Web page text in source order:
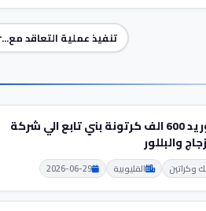
تنفيذ عملية التعاقد مع...
تنفيذ عملية توريد 600 الف كرتونة بني تابع الي شركة
والبللور
وكراتين القليوبية 2026-06-29